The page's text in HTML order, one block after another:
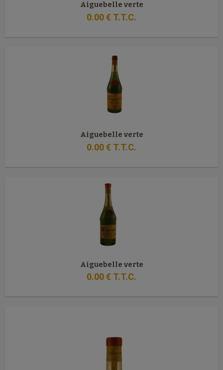
Aiguebelle verte
0.00€ T.T.C.
Aiguebelle verte
0.00€ T.T.C.
Aiguebelle verte
0.00€ T.T.C.